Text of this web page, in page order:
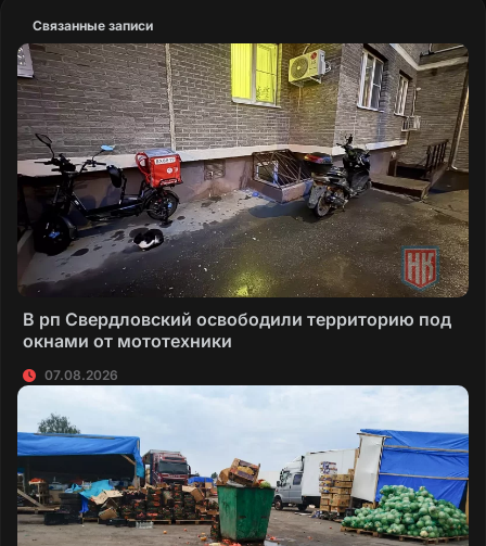
Связанные записи
В рп Свердловский освободили территорию под
окнами от мототехники
07.08.2026